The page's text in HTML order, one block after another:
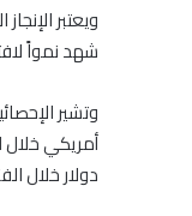
ويعتبر
شهد نمواً
دولار خلال